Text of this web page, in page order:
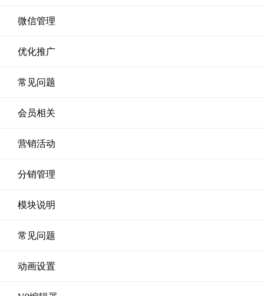
微信管理
优化推广
常见问题
会员相关
营销活动
分销管理
模块说明
常见问题
动画设置